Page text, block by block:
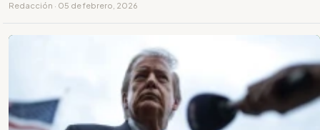
Redacción · 05 de febrero, 2026